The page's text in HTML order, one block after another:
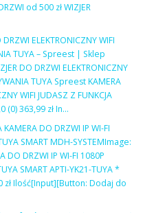
od 500 zł WIZJER
ELEKTRONICZNY WIFI
TUYA – Spreest | Sklep
DO DRZWI ELEKTRONICZNY
TUYA Spreest KAMERA
WIFI JUDASZ Z FUNKCJA
(0) 363,99 zł In…
DO DRZWI IP WI-FI
SMART MDH-SYSTEMImage:
DRZWI IP WI-FI 1080P
SMART APTI-YK21-TUYA *
Ilość[Input][Button: Dodaj do